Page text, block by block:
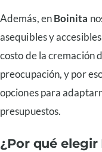
Además, enBoinita
asequibles y
costo de la cremación
preocupación, y por
opciones para
presupuestos.
¿Por qué